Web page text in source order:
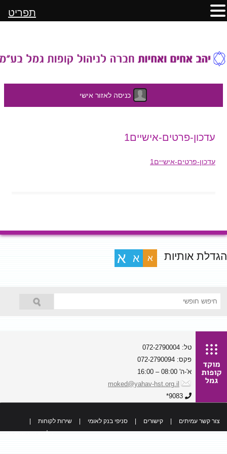
כניסה לאזור אישי
עדכון-פרטים-אישיים1
עדכון-פרטים-אישיים1
הגדלת אותיות א א א
טל: 072-2790004
פקס: 072-2790094
א'-ה' 08:00 – 16:00
moked@yahav-hst.org.il
9083*
צור קשר עמיתים קישורים סניפי בנק לאומי שירות לקוחות
כל הזכויות שמורות
תפריט